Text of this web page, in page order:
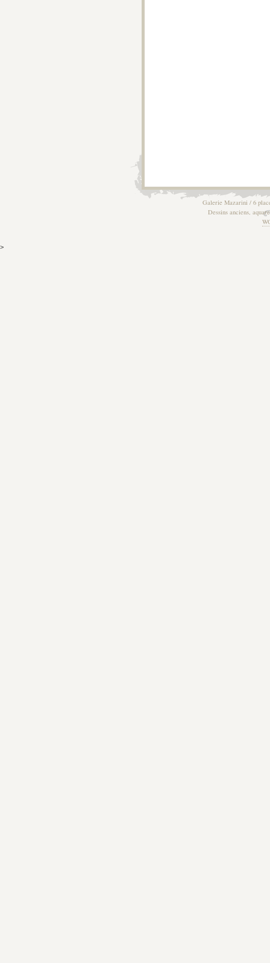
Galerie Mazarini / 6
Dessins anciens,
>